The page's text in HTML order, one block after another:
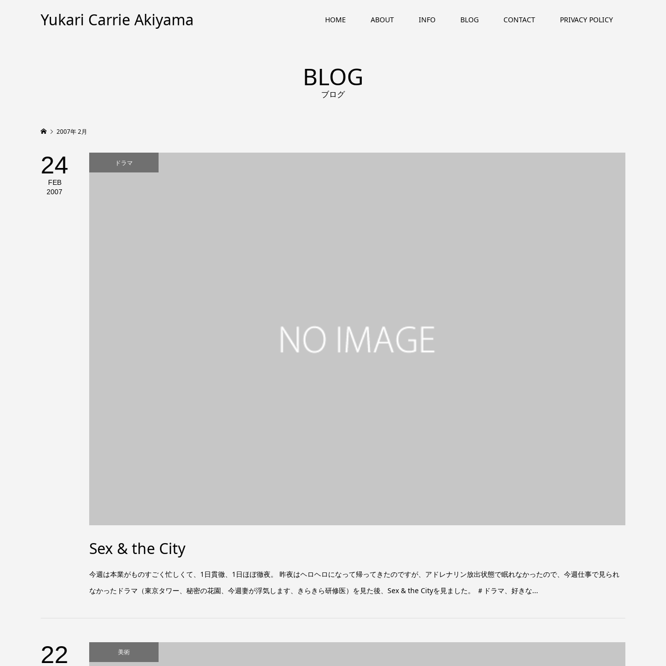
Yukari Carrie Akiyama HOME ABOUT INFO BLOG CONTACT PRIVACY POLICY
BLOG
ブログ
2007年 2月
24
FEB
2007
ドラマ
Sex & the City
今週は本業がものすごく忙しくて、1日貫徹、1日ほぼ徹夜。 昨夜はヘロヘロになって帰ってきたのですが、アドレナリン放出状態で眠れなかったので、今週仕事で見られ
なかったドラマ（東京タワー、秘密の花園、今週妻が浮気します、きらきら研修医）を見た後、Sex & the Cityを見ました。 ＃ドラマ、好きな...
22 美術